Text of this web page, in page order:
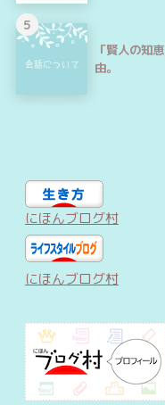
5
「賢人の知
由。
にほんブログ村
にほんブログ村